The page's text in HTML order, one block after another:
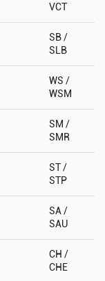
VCT
SB /
SLB
WS /
WSM
SM /
SMR
ST /
STP
SA /
SAU
CH /
CHE